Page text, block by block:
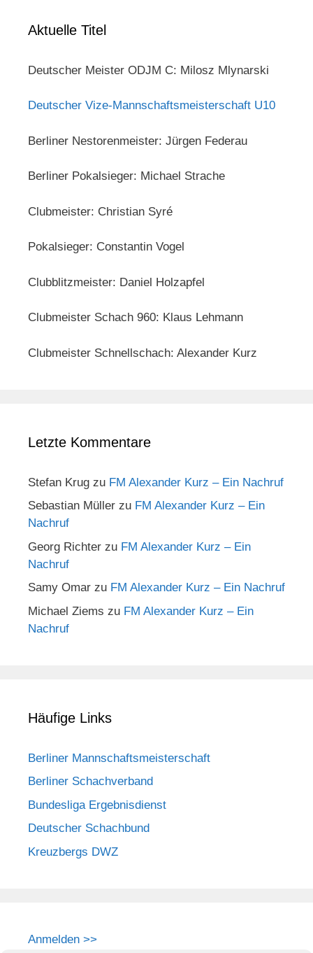
Aktuelle Titel
Deutscher Meister ODJM C: Milosz Mlynarski
Deutscher Vize-Mannschaftsmeisterschaft U10
Berliner Nestorenmeister: Jürgen Federau
Berliner Pokalsieger: Michael Strache
Clubmeister: Christian Syré
Pokalsieger: Constantin Vogel
Clubblitzmeister: Daniel Holzapfel
Clubmeister Schach 960: Klaus Lehmann
Clubmeister Schnellschach: Alexander Kurz
Letzte Kommentare
Stefan Krug zu FM Alexander Kurz – Ein Nachruf
Sebastian Müller zu FM Alexander Kurz – Ein
Nachruf
Georg Richter zu FM Alexander Kurz – Ein
Nachruf
Samy Omar zu FM Alexander Kurz – Ein Nachruf
Michael Ziems zu FM Alexander Kurz – Ein
Nachruf
Häufige Links
Berliner Mannschaftsmeisterschaft
Berliner Schachverband
Bundesliga Ergebnisdienst
Deutscher Schachbund
Kreuzbergs DWZ
Anmelden >>